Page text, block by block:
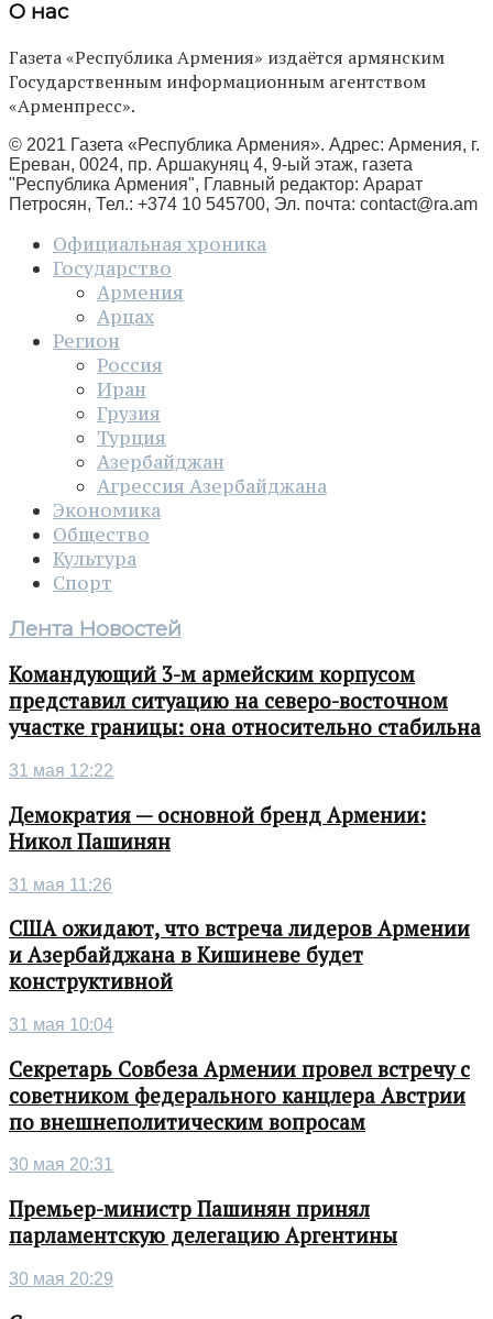
О нас
Газета «Республика Армения» издаётся армянским
Государственным информационным агентством
«Арменпресс».
© 2021 Газета «Республика Армения». Адрес: Армения, г.
Ереван, 0024, пр. Аршакуняц 4, 9-ый этаж, газета
"Республика Армения", Главный редактор: Арарат
Петросян, Тел.: +374 10 545700, Эл. почта: contact@ra.am
Официальная хроника
Государство
Армения
Арцах
Регион
Россия
Иран
Грузия
Турция
Азербайджан
Агрессия Азербайджана
Экономика
Общество
Культура
Спорт
Лента Новостей
Командующий 3-м армейским корпусом
представил ситуацию на северо-восточном
участке границы: она относительно стабильна
31 мая 12:22
Демократия — основной бренд Армении:
Никол Пашинян
31 мая 11:26
США ожидают, что встреча лидеров Армении
и Азербайджана в Кишиневе будет
конструктивной
31 мая 10:04
Секретарь Совбеза Армении провел встречу с
советником федерального канцлера Австрии
по внешнеполитическим вопросам
30 мая 20:31
Премьер-министр Пашинян принял
парламентскую делегацию Аргентины
30 мая 20:29